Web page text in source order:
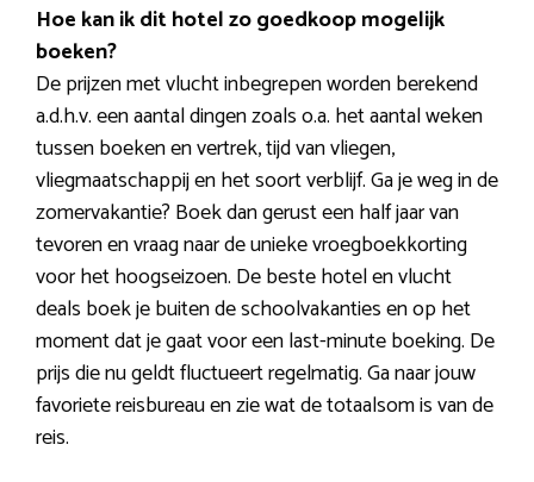
Hoe kan ik dit hotel zo goedkoop mogelijk
boeken?
De prijzen met vlucht inbegrepen worden berekend
a.d.h.v. een aantal dingen zoals o.a. het aantal weken
tussen boeken en vertrek, tijd van vliegen,
vliegmaatschappij en het soort verblijf. Ga je weg in de
zomervakantie? Boek dan gerust een half jaar van
tevoren en vraag naar de unieke vroegboekkorting
voor het hoogseizoen. De beste hotel en vlucht
deals boek je buiten de schoolvakanties en op het
moment dat je gaat voor een last-minute boeking. De
prijs die nu geldt fluctueert regelmatig. Ga naar jouw
favoriete reisbureau en zie wat de totaalsom is van de
reis.